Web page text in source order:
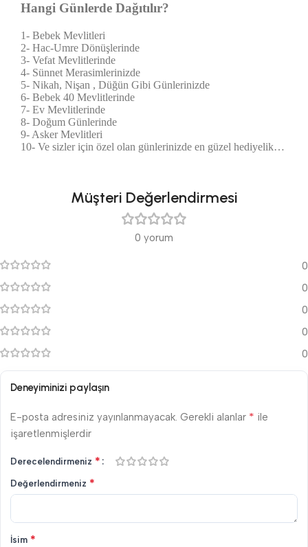
Hangi Günlerde Dağıtılır?
1- Bebek Mevlitleri
2- Hac-Umre Dönüşlerinde
3- Vefat Mevlitlerinde
4- Sünnet Merasimlerinizde
5- Nikah, Nişan , Düğün Gibi Günlerinizde
6- Bebek 40 Mevlitlerinde
7- Ev Mevlitlerinde
8- Doğum Günlerinde
9- Asker Mevlitleri
10- Ve sizler için özel olan günlerinizde en güzel hediyelik…
Müşteri Değerlendirmesi
0 yorum
0
0
0
0
0
Deneyiminizi paylaşın
E-posta adresiniz yayınlanmayacak. Gerekli alanlar * ile
işaretlenmişlerdir
Derecelendirmeniz *
Değerlendirmeniz *
İsim *